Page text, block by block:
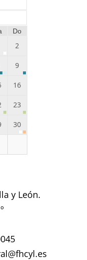
Do
2
9
16
23
30
y León.